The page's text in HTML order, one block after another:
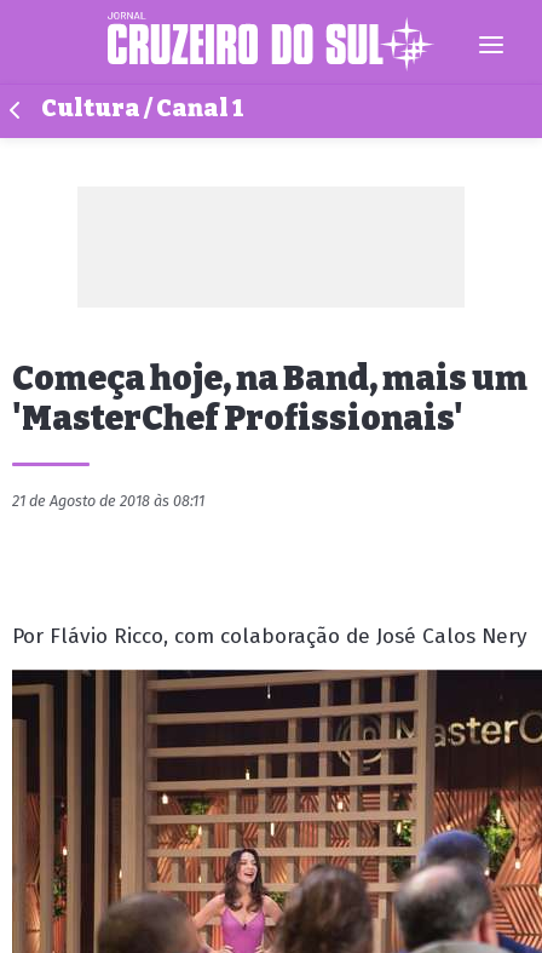
Cultura / Canal 1
Começa hoje, na Band, mais um
'MasterChef Profissionais'
21 de Agosto de 2018 às 08:11
Por Flávio Ricco, com colaboração de José Calos Nery